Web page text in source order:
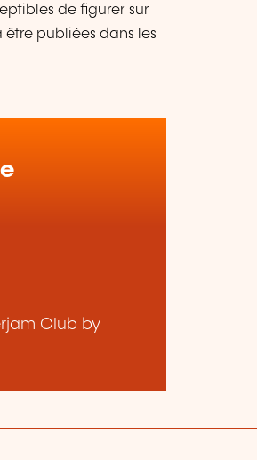
de figurer sur
être publiées dans les
Club by